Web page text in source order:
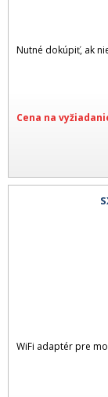
Nutné dokúpiť, ak
Cena na
WiFi adaptér pre